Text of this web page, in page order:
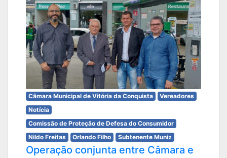
Câmara Municipal de Vitória da Conquista
Vereadores
Notícia
Comissão de Proteção de Defesa do Consumidor
Nildo Freitas
Orlando Filho Subtenente Muniz
Operação conjunta entre Câmara e